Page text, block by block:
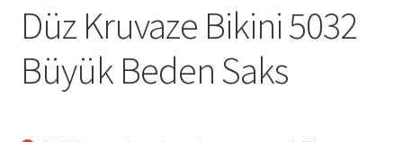
Düz Kruvaze Bikini 5032
Büyük Beden Saks